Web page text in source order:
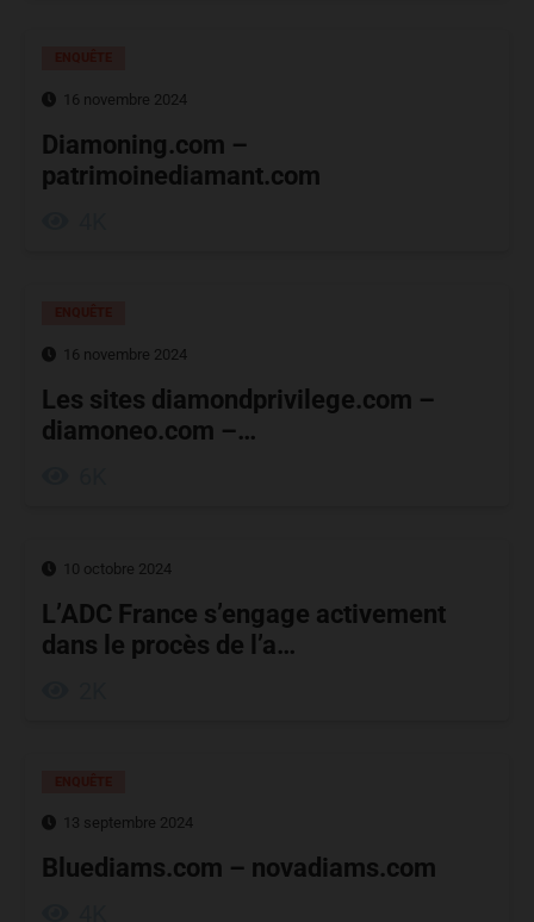
16 novembre 2024
Diamoning.com –
patrimoinediamant.com
16 novembre 2024
Les sites diamondprivilege.com –
diamoneo.com –…
10 octobre 2024
L’ADC France s’engage activement
dans le procès de l’a…
13 septembre 2024
Bluediams.com – novadiams.com